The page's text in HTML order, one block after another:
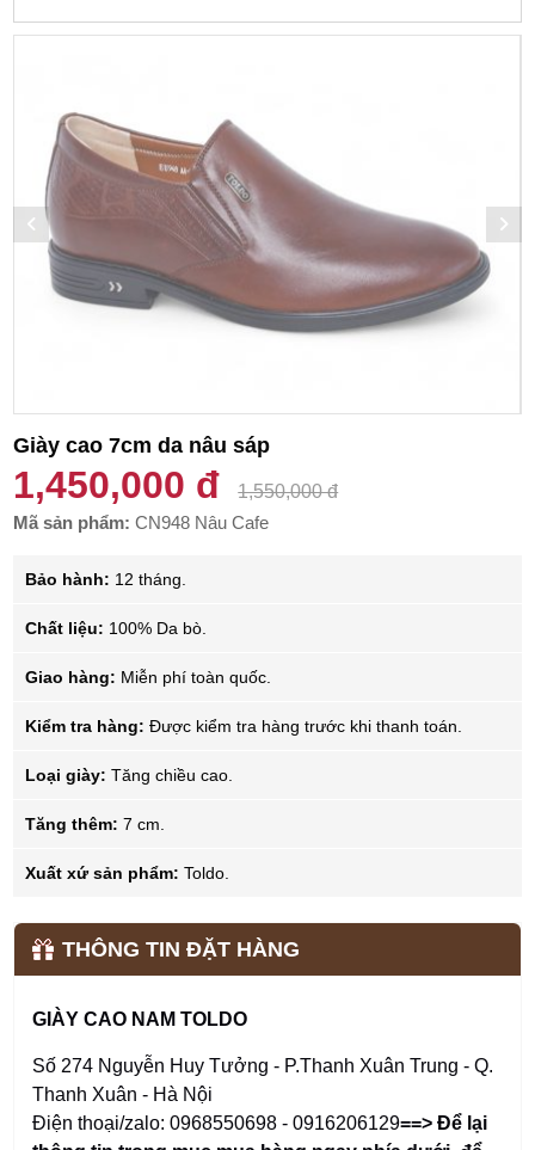
Giày cao 7cm da nâu sáp
1,450,000 đ
1,550,000 đ
Mã sản phẩm:CN948 Nâu Cafe
Bảo hành: 12 tháng.
Chất liệu: 100% Da bò.
Giao hàng: Miễn phí toàn quốc.
Kiểm tra hàng: Được kiểm tra hàng trước khi thanh toán.
Loại giày: Tăng chiều cao.
Tăng thêm: 7 cm.
Xuất xứ sản phẩm: Toldo.
THÔNG TIN ĐẶT HÀNG
GIÀY CAO NAM TOLDO
Số 274 Nguyễn Huy Tưởng - P.Thanh Xuân Trung - Q.
Thanh Xuân - Hà Nội
Điện thoại/zalo: 0968550698 - 0916206129==> Để lại